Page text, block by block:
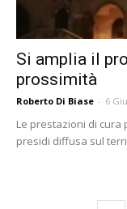
Si amplia il
prossimità
Roberto Di Biase - 6
Le prestazioni di cura
presidi diffusa sul